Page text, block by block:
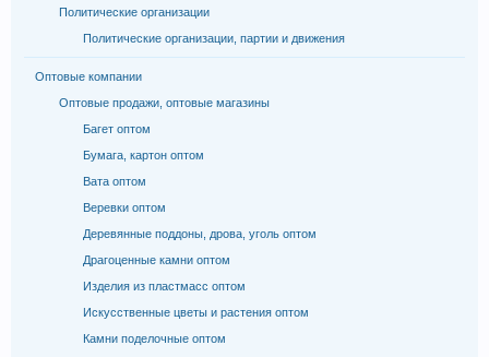
Политические организации
Политические организации, партии и движения
Оптовые компании
Оптовые продажи, оптовые магазины
Багет оптом
Бумага, картон оптом
Вата оптом
Веревки оптом
Деревянные поддоны, дрова, уголь оптом
Драгоценные камни оптом
Изделия из пластмасс оптом
Искусственные цветы и растения оптом
Камни поделочные оптом